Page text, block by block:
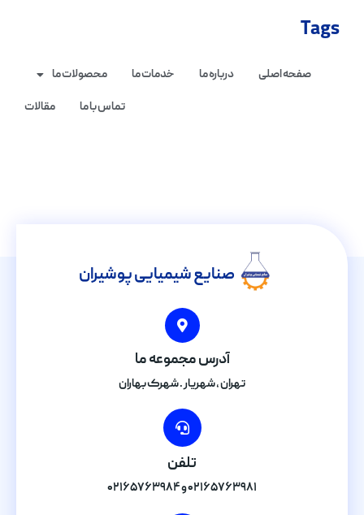
Tags
صفحه اصلی درباره ما خدمات ما
محصولات ما
تماس با ما
مقالات
صنایع شیمیایی پوشیران
آدرس مجموعه ما
تهران , شهریار . شهرک بهاران
تلفن
۰۲۱۶۵۷۶۳۹۸۱ و ۰۲۱۶۵۷۶۳۹۸۴